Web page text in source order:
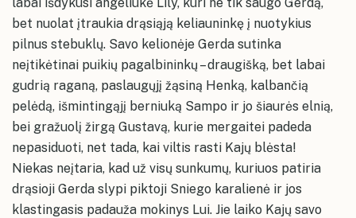
bet nuolat įtraukia drąsiąją keliauninkę į nuotykius
pilnus stebuklų. Savo kelionėje Gerda sutinka
neįtikėtinai puikių pagalbininkų – draugišką, bet labai
gudrią raganą, paslaugųjį žąsiną Henką, kalbančią
pelėdą, išmintingąjį berniuką Sampo ir jo šiaurės elnią,
bei gražuolį žirgą Gustavą, kurie mergaitei padeda
nepasiduoti, net tada, kai viltis rasti Kajų blėsta!
Niekas neįtaria, kad už visų sunkumų, kuriuos patiria
drąsioji Gerda slypi piktoji Sniego karalienė ir jos
klastingasis padauža mokinys Lui. Jie laiko Kajų savo